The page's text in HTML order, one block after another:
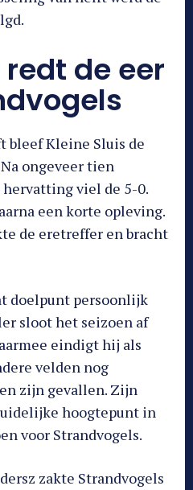
redt de eer
bleef Kleine Sluis de
ongeveer tien
viel de 5-0.
een korte opleving.
de eretreffer en bracht
doelpunt persoonlijk
sloot het seizoen af
eindigt hij als
velden nog
zijn gevallen. Zijn
hoogtepunt in
voor Strandvogels.
zakte Strandvogels